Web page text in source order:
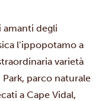
amanti degli
l’ippopotamo a
varietà
Park, parco naturale
a Cape Vidal,